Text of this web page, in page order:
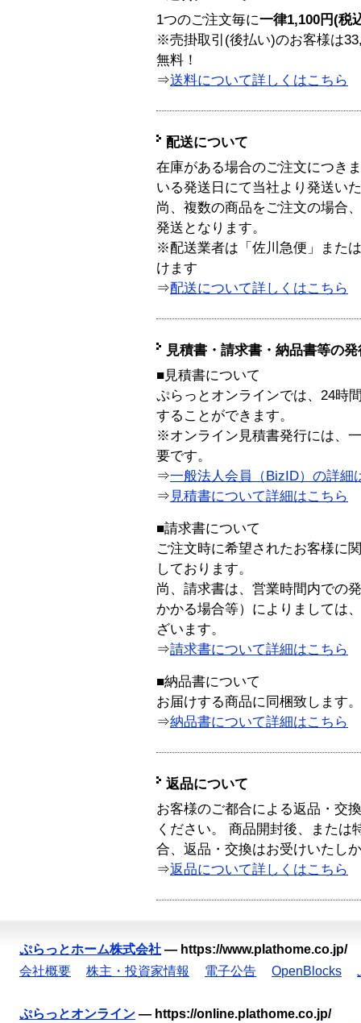
1つのご注文毎に一律1,100円(税
※売掛取引(後払い)のお客様は
無料！
⇒送料について詳しくはこちら
配送について
在庫がある場合のご注文につき
いる発送日にて当社より発送い
尚、複数の商品をご注文の場合
発送となります。
※配送業者は「佐川急便」また
けます
⇒配送について詳しくはこちら
見積書・請求書・納品書等の
■見積書について
ぷらっとオンラインでは、24時
することができます。
※オンライン見積書発行には、
要です。
⇒一般法人会員（BizID）の詳細
⇒ 見積書について詳細はこちら
■請求書について
ご注文時に希望されたお客様に
しております。
尚、請求書は、営業時間内での
かかる場合等）によりましては
ざいます。
⇒請求書について詳細はこちら
■納品書について
お届けする商品に同梱致します。
⇒納品書について詳細はこちら
返品について
お客様のご都合による返品・交
ください。 商品開封後、または
合、返品・交換はお受けいたし
⇒返品について詳しくはこちら
ぷらっとホーム株式会社 — https://www.plathome.co.jp/
会社概要
株主・投資家情報 電子公告 OpenBlocks
ぷらっとオンライン — https://online.plathome.co.jp/